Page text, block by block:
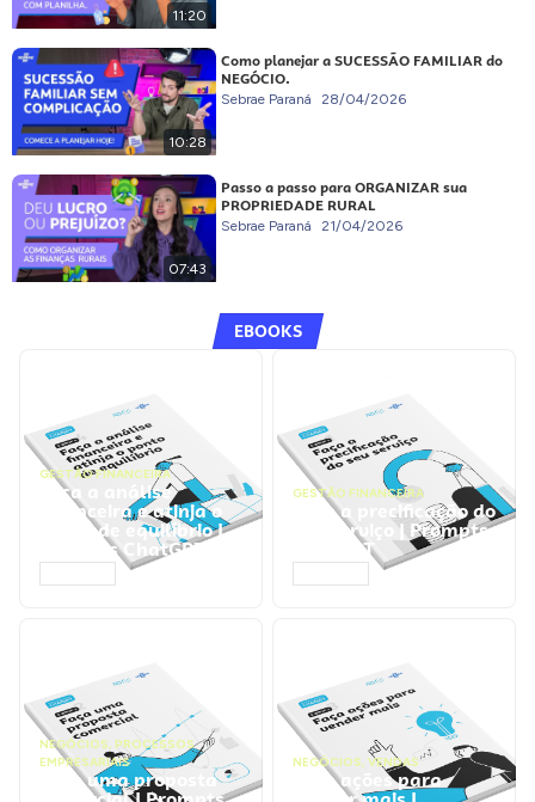
11:20
10:28
Como planejar a SUCESSÃO FAMILIAR do
NEGÓCIO.
Sebrae Paraná 28/04/2026
07:43
Passo a passo para ORGANIZAR sua
PROPRIEDADE RURAL
Sebrae Paraná 21/04/2026
EBOOKS
GESTÃO FINANCEIRA
Faça a análise
financeira e atinja o
ponto de equilíbrio |
Prompts ChatGPT
GESTÃO FINANCEIRA
Faça a precificação do
seu serviço | Prompts
ChatGPT
NEGÓCIOS, PROCESSOS
EMPRESARIAIS
Faça uma proposta
NEGÓCIOS, VENDAS
Faça ações para